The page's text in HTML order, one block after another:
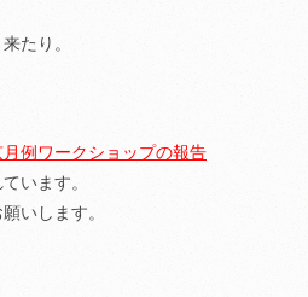
たり。
月例ワークショップの報告
います。
いします。